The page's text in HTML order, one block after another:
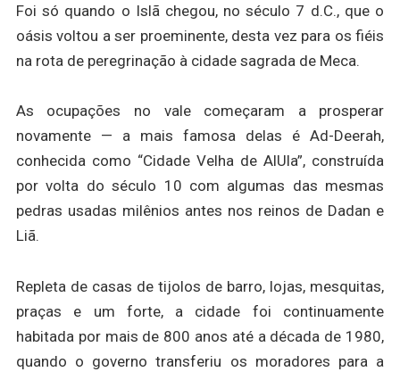
Foi só quando o Islã chegou, no século 7 d.C., que o
oásis voltou a ser proeminente, desta vez para os fiéis
na rota de peregrinação à cidade sagrada de Meca.
As ocupações no vale começaram a prosperar
novamente — a mais famosa delas é Ad-Deerah,
conhecida como “Cidade Velha de AlUla”, construída
por volta do século 10 com algumas das mesmas
pedras usadas milênios antes nos reinos de Dadan e
Liã.
Repleta de casas de tijolos de barro, lojas, mesquitas,
praças e um forte, a cidade foi continuamente
habitada por mais de 800 anos até a década de 1980,
quando o governo transferiu os moradores para a